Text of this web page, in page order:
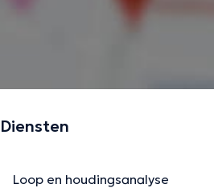
Diensten
Loop en houdingsanalyse